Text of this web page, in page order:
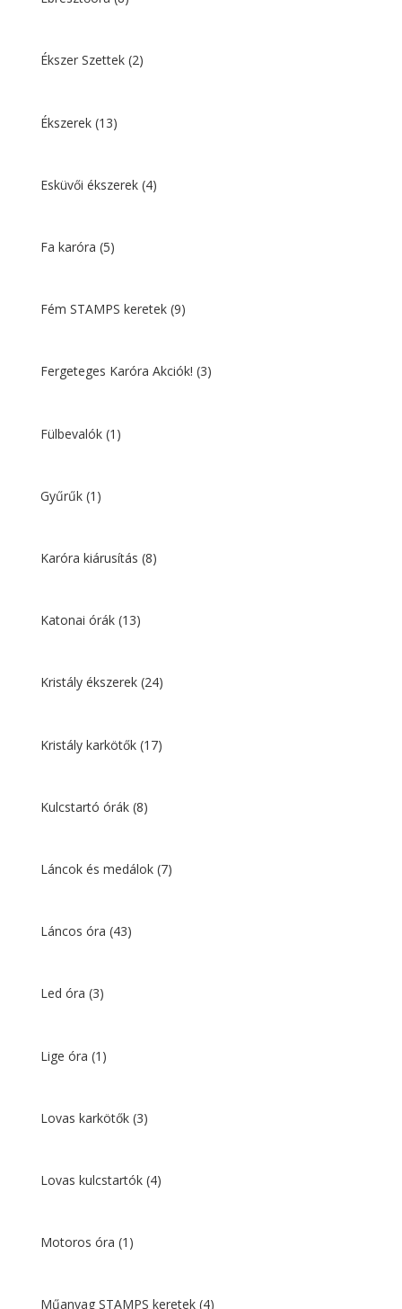
Ékszer Szettek (2)
Ékszerek (13)
Esküvői ékszerek (4)
Fa karóra (5)
Fém STAMPS keretek (9)
Fergeteges Karóra Akciók! (3)
Fülbevalók (1)
Gyűrűk (1)
Karóra kiárusítás (8)
Katonai órák (13)
Kristály ékszerek (24)
Kristály karkötők (17)
Kulcstartó órák (8)
Láncok és medálok (7)
Láncos óra (43)
Led óra (3)
Lige óra (1)
Lovas karkötők (3)
Lovas kulcstartók (4)
Motoros óra (1)
Műanyag STAMPS keretek (4)